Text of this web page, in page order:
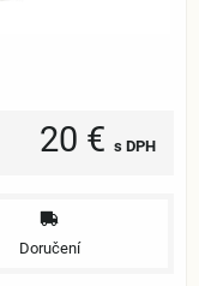
20 € s DPH
Doručení